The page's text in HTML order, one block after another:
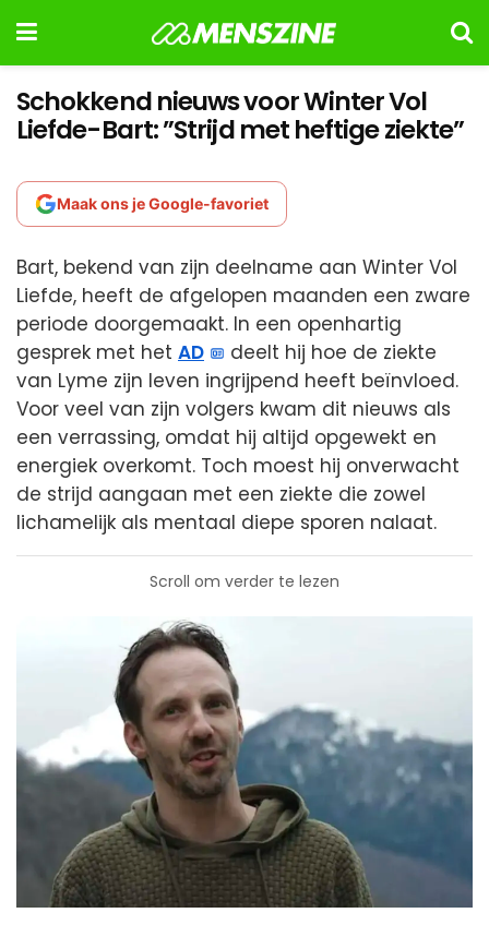
Schokkend nieuws voor Winter Vol
Liefde-Bart: ”Strijd met heftige ziekte”
Maak ons je Google-favoriet
Bart, bekend van zijn deelname aan Winter Vol
Liefde, heeft de afgelopen maanden een zware
periode doorgemaakt. In een openhartig
gesprek met het AD
deelt hij hoe de ziekte
van Lyme zijn leven ingrijpend heeft beïnvloed.
Voor veel van zijn volgers kwam dit nieuws als
een verrassing, omdat hij altijd opgewekt en
energiek overkomt. Toch moest hij onverwacht
de strijd aangaan met een ziekte die zowel
lichamelijk als mentaal diepe sporen nalaat.
Scroll om verder te lezen